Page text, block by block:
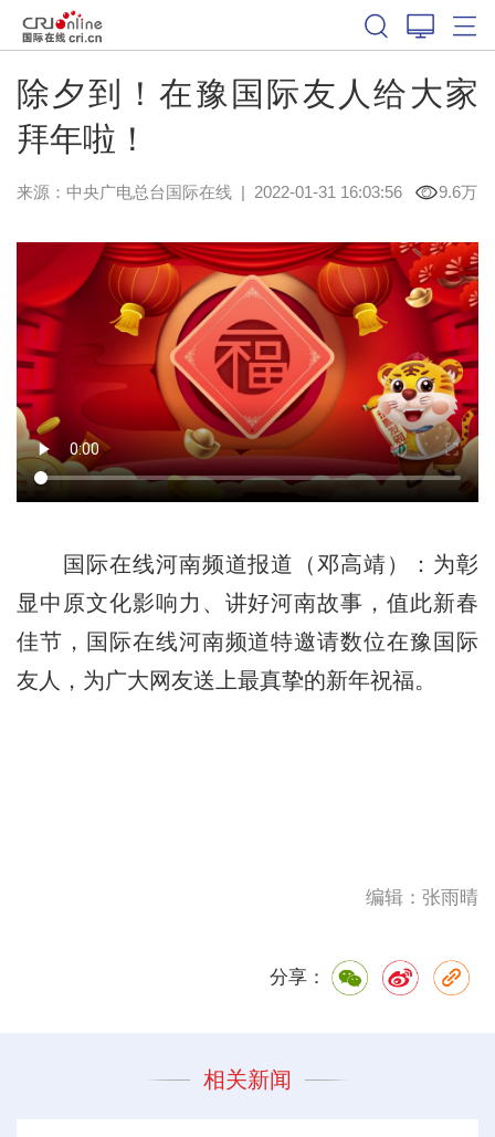
除夕到！在豫国际友人给大家
拜年啦！
来源：中央广电总台国际在线| 2022-01-31 16:03:56 9.6万
国际在线河南频道报道（邓高靖）：为彰
显中原文化影响力、讲好河南故事，值此新春
佳节，国际在线河南频道特邀请数位在豫国际
友人，为广大网友送上最真挚的新年祝福。
编辑：张雨晴
分享：
相关新闻